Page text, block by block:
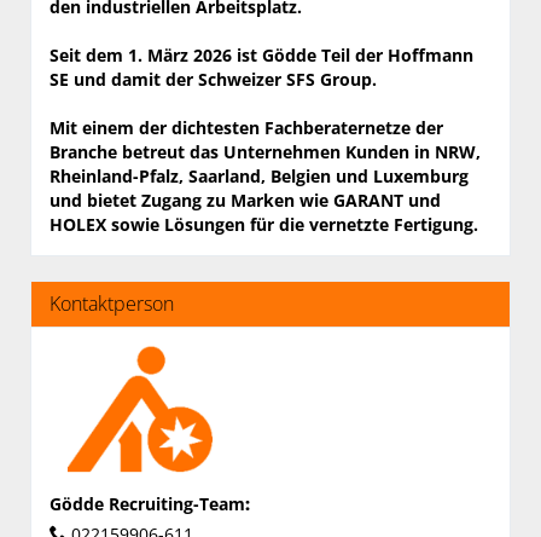
den industriellen Arbeits­platz.
Seit dem 1. März 2026 ist Gödde Teil der Hoffmann
SE und damit der Schweizer SFS Group.
Mit einem der dichtesten Fachberaternetze der
Branche betreut das Unter­nehmen Kunden in NRW,
Rheinland-Pfalz, Saarland, Belgien und Luxemburg
und bietet Zugang zu Marken wie GARANT und
HOLEX sowie Lösungen für die vernetzte Fertigung.
Kontaktperson
Gödde Recruiting-Team: